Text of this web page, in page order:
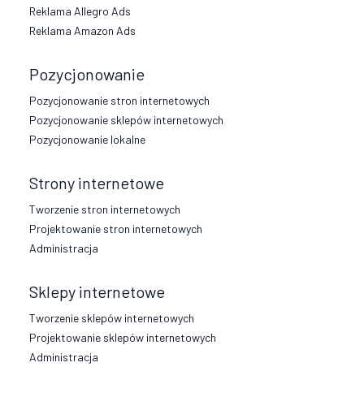
Reklama Allegro Ads
Reklama Amazon Ads
Pozycjonowanie
Pozycjonowanie stron internetowych
Pozycjonowanie sklepów internetowych
Pozycjonowanie lokalne
Strony internetowe
Tworzenie stron internetowych
Projektowanie stron internetowych
Administracja
Sklepy internetowe
Tworzenie sklepów internetowych
Projektowanie sklepów internetowych
Administracja